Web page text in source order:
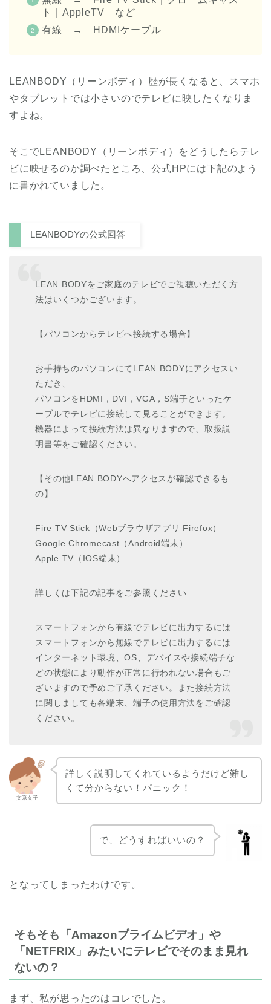
ト｜AppleTV など
有線 → HDMIケーブル
LEANBODY（リーンボディ）歴が長くなると、スマホ
やタブレットでは小さいのでテレビに映したくなりま
すよね。
そこでLEANBODY（リーンボディ）をどうしたらテレ
ビに映せるのか調べたところ、公式HPには下記のよう
に書かれていました。
LEANBODYの公式回答
LEAN BODYをご家庭のテレビでご視聴いただく方
法はいくつかございます。
【パソコンからテレビへ接続する場合】
お手持ちのパソコンにてLEAN BODYにアクセスい
ただき、
パソコンをHDMI，DVI，VGA，S端子といったケ
ーブルでテレビに接続して見ることができます。
機器によって接続方法は異なりますので、取扱説
明書等をご確認ください。
【その他LEAN BODYへアクセスが確認できるも
の】
Fire TV Stick（Webブラウザアプリ Firefox）
Google Chromecast（Android端末）
Apple TV（IOS端末）
詳しくは下記の記事をご参照ください
スマートフォンから有線でテレビに出力するには
スマートフォンから無線でテレビに出力するには
インターネット環境、OS、デバイスや接続端子な
どの状態により動作が正常に行われない場合もご
ざいますので予めご了承ください。また接続方法
に関しましても各端末、端子の使用方法をご確認
ください。
文系女子
詳しく説明してくれているようだけど難し
くて分からない！パニック！
で、どうすればいいの？
となってしまったわけです。
そもそも「Amazonプライムビデオ」や
「NETFRIX」みたいにテレビでそのまま見れ
ないの？
まず、私が思ったのはコレでした。